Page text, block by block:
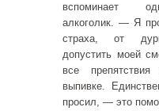
вспоминает
алкоголик. — Я
страха, от
допустить моей
все
выпивке.
просил, — это